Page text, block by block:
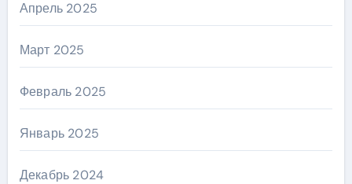
Апрель 2025
Март 2025
Февраль 2025
Январь 2025
Декабрь 2024